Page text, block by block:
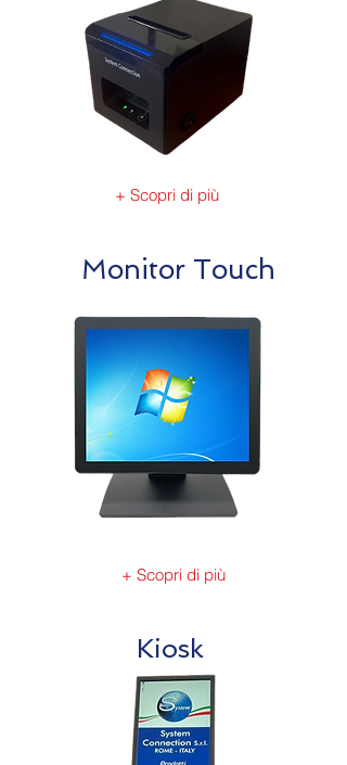
+ Scopri di più
Monitor Touch
+ Scopri di più
Kiosk